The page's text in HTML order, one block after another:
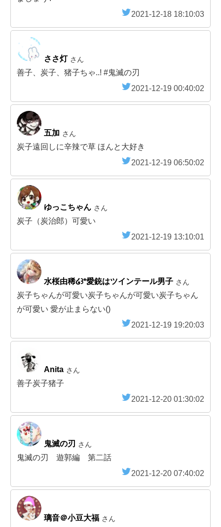
2021-12-18 18:10:03
ささ灯 さん
善子、炭子、猪子ちゃ..! #鬼滅の刃
2021-12-19 00:40:02
五加 さん
炭子遠回しに辛辣で草 ほんと大好き
2021-12-19 06:50:02
ゆっこちゃん さん
炭子（炭治郎）可愛い
2021-12-19 13:10:01
水桜由稀໒꒱*愛銃はツインテール男子 さん
炭子ちゃんが可愛い炭子ちゃんが可愛い炭子ちゃん
が可愛い 愛が止まらない()
2021-12-19 19:20:03
Anita さん
善子炭子猪子
2021-12-20 01:30:02
鬼滅の刃 さん
鬼滅の刃 遊郭編 第二話
2021-12-20 07:40:02
璃音＠小豆大福 さん